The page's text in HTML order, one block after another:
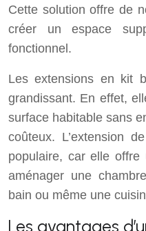
Cette solution offre de
créer un espace
fonctionnel.
Les extensions en kit
grandissant. En effet,
surface habitable sans
coûteux. L’extension
populaire, car elle offre
aménager une
bain ou même une
Les avantages